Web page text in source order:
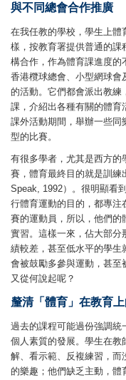
與不同總會合作推廣
在我任教的學校，學生上體
樣，按教育署提供普通的課
構合作，作為體育課進度的
香港欖球總會、小型網球會
的活動。它們都會派出教
課，介紹出各種有關的體育
課外活動期間，舉辦一些同
型的比賽。
有很多學者，尤其是西方的
賽，體育最終目的就是訓練
Speak, 1992）。很明顯看
行體育運動的目的，都專注
賽的運動員，所以，他們的
實習。這樣一來，佔大部分
績較差，甚至低水平的學生
會被鼓勵多參與運動，甚至
又從何說起呢？
釐清「體育」在教育
過去的課程可能過份強調統
個人素質的發展。學生在教
解、看示範、反複練習，而
的樂趣；他們缺乏主動，